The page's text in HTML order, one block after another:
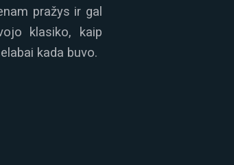
pražys ir gal
klasiko, kaip
kada buvo.